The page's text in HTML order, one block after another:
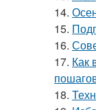
14.
15.
16.
17. Как
18.